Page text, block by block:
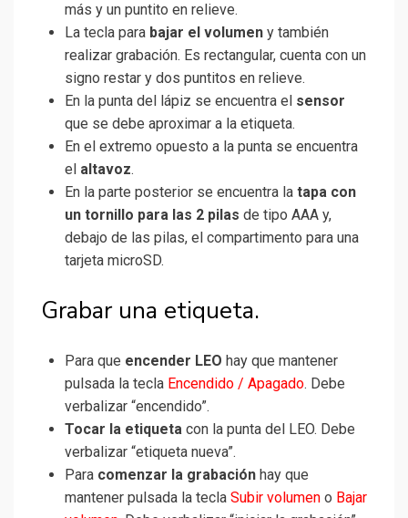
más y un puntito en relieve.
La tecla para bajar el volumen y también
realizar grabación. Es rectangular, cuenta con un
signo restar y dos puntitos en relieve.
En la punta del lápiz se encuentra el sensor
que se debe aproximar a la etiqueta.
En el extremo opuesto a la punta se encuentra
el altavoz.
En la parte posterior se encuentra la tapa con
un tornillo para las 2 pilas de tipo AAA y,
debajo de las pilas, el compartimento para una
tarjeta microSD.
Grabar una etiqueta.
Para que encender LEO hay que mantener
pulsada la tecla Encendido / Apagado. Debe
verbalizar “encendido”.
Tocar la etiqueta con la punta del LEO. Debe
verbalizar “etiqueta nueva”.
Para comenzar la grabación hay que
mantener pulsada la tecla Subir volumen o Bajar